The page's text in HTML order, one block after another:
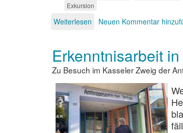
Exkursion
Weiterlesen über
Dunkelviolett
Neuen Kommentar
Erkenntnisarbeit
Zu Besuch im Kasseler Zweig der